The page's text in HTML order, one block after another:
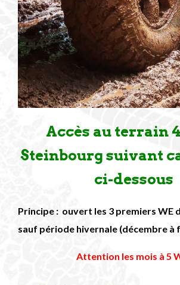
Accès au terrain
Steinbourg suivant
ci-dessous
Principe : ouvert les 3 premiers WE
sauf période hivernale (décembre à
Attention les mois à 5